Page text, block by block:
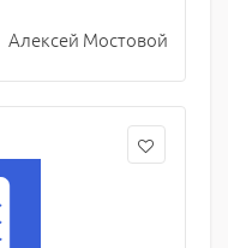
Алексей Мостовой